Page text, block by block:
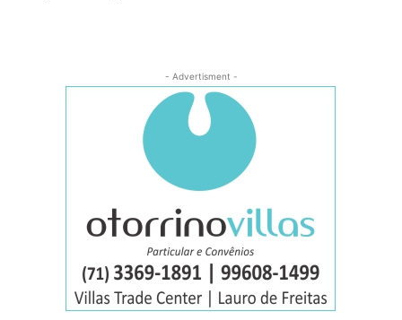
- Advertisment -